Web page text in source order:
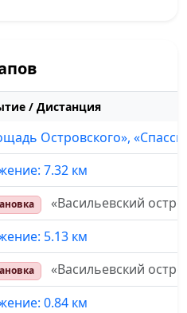
/ Дистанция
Островского»,
7.32 км
«Васильевский
5.13 км
«Васильевский
0.84 км